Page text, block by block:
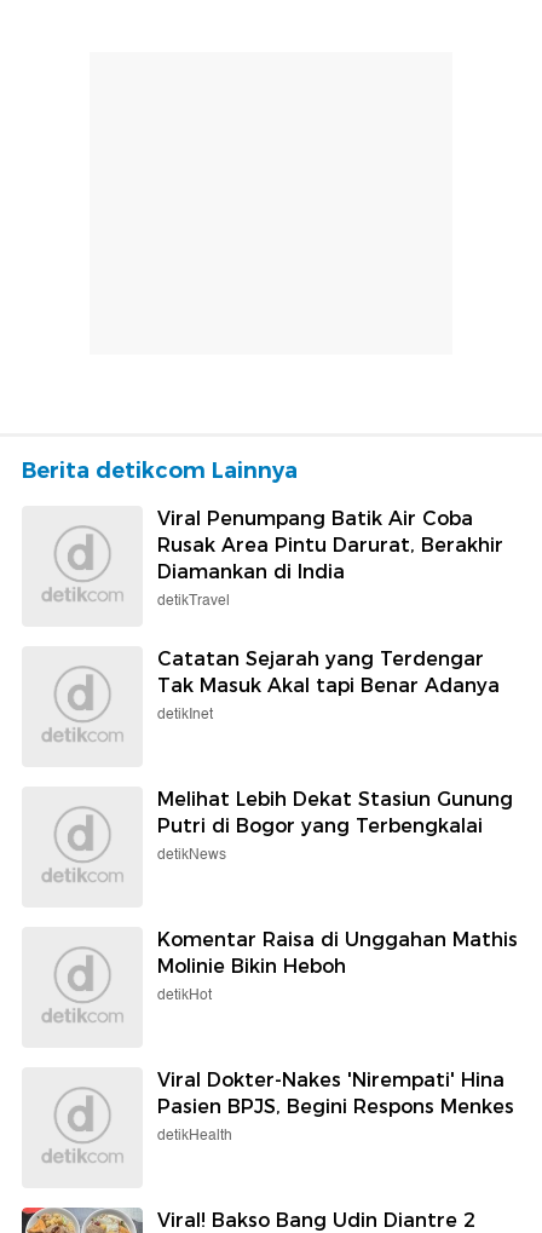
Berita detikcom Lainnya
Viral Penumpang Batik Air Coba
Rusak Area Pintu Darurat, Berakhir
Diamankan di India
detikTravel
Catatan Sejarah yang Terdengar
Tak Masuk Akal tapi Benar Adanya
detikInet
Melihat Lebih Dekat Stasiun Gunung
Putri di Bogor yang Terbengkalai
detikNews
Komentar Raisa di Unggahan Mathis
Molinie Bikin Heboh
detikHot
Viral Dokter-Nakes 'Nirempati' Hina
Pasien BPJS, Begini Respons Menkes
detikHealth
Viral! Bakso Bang Udin Diantre 2